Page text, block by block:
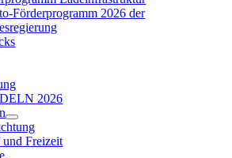
Förderprogramm 2026 der
2026
Freizeit